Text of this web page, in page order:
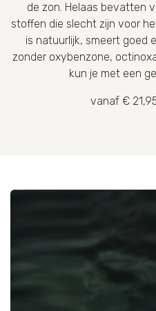
de zon. Helaas bevatten
stoffen die slecht zijn voor
is natuurlijk, smeert goed
zonder oxybenzone,
kun je met een
vanaf €